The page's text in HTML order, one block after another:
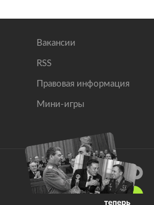
Вакансии
RSS
Правовая информация
Мини-игры